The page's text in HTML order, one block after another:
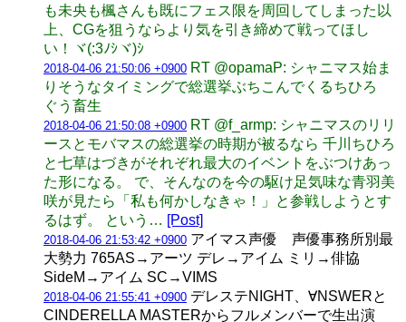
も未央も楓さんも既にフェス限を周回してしまった以
上、CGを狙うならより気を引き締めて戦ってほし
い！ヾ(:3ﾉｼヾ)ｼ
2018-04-06 21:50:06 +0900 RT @opamaP: シャニマス始ま
りそうなタイミングで総選挙ぶちこんでくるちひろ
ぐう畜生
2018-04-06 21:50:08 +0900 RT @f_armp: シャニマスのリリ
ースとモバマスの総選挙の時期が被るなら 千川ちひろ
と七草はづきがそれぞれ最大のイベントをぶつけあっ
た形になる。 で、そんなのを今の駆け足気味な青羽美
咲が見たら「私も何かしなきゃ！」と参戦しようとす
るはず。 という… [Post]
2018-04-06 21:53:42 +0900 アイマス声優 声優事務所別最
大勢力 765AS→アーツ デレ→アイム ミリ→俳協
SideM→アイム SC→VIMS
2018-04-06 21:55:41 +0900 デレステNIGHT、∀NSWERと
CINDERELLA MASTERからフルメンバーで生出演